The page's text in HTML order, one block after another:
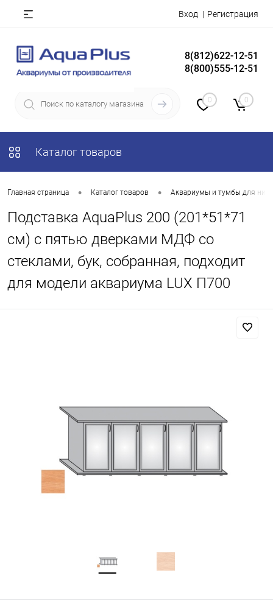
Вход Регистрация
8(812)622-12-51
8(800)555-12-51
0 0
Каталог товаров
Главная страница • Каталог товаров • Аквариумы и тумбы для них
Подставка AquaPlus 200 (201*51*71
см) с пятью дверками МДФ со
стеклами, бук, собранная, подходит
для модели аквариума LUX П700